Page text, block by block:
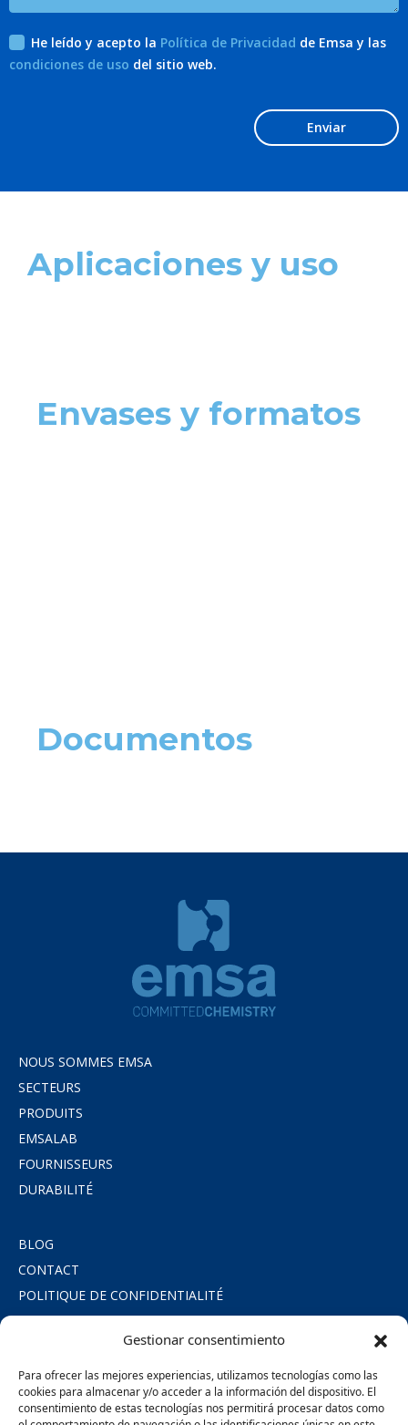
Gestionar consentimiento
Para ofrecer las mejores experiencias, utilizamos tecnologías como las
cookies para almacenar y/o acceder a la información del dispositivo. El
consentimiento de estas tecnologías nos permitirá procesar datos como
He leído y acepto la Política de Privacidad de Emsa y las
condiciones de uso del sitio web.
Enviar
Aplicaciones y uso
Envases y formatos
Documentos
NOUS SOMMES EMSA
SECTEURS
PRODUITS
EMSALAB
FOURNISSEURS
DURABILITÉ
BLOG
CONTACT
POLITIQUE DE CONFIDENTIALITÉ
POLITIQUE DE COOKIES
MENTIONS LÉGALES
ENGAGEMENT SOCIAL